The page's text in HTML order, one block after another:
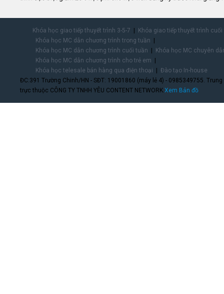
Khóa học giao tiếp thuyết trình 3-5-7
Khóa giao tiếp thuyết trình
Khóa học MC dẫn chương trình trong tuần
Khóa học MC dẫn chương trình cuối tuần
Khóa học MC chuyên
Khóa học MC dẫn chương trình cho trẻ em
Khóa học telesale bán hàng qua điện thoại
Đào tạo In-house
ĐC:391 Trường Chinh/HN - SĐT: 19001860 (máy lẻ 4) - 0985349755.
trực thuộc CÔNG TY TNHH YÊU CONTENT NETWORK.Xem Bản đồ